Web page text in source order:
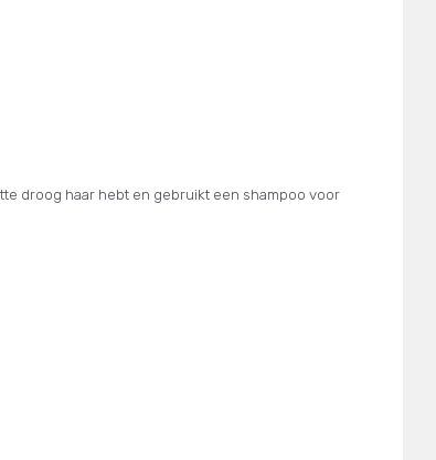
droog haar hebt en gebruikt een shampoo voor